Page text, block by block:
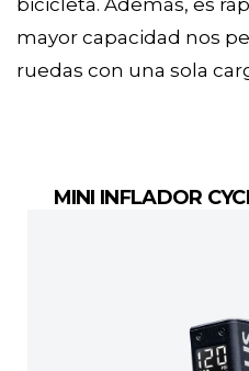
mayor capacidad nos
ruedas con una sola
MINI INFLADOR